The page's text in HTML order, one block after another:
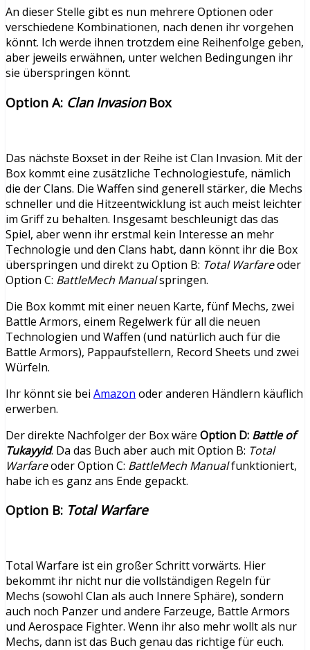
An dieser Stelle gibt es nun mehrere Optionen oder
verschiedene Kombinationen, nach denen ihr vorgehen
könnt. Ich werde ihnen trotzdem eine Reihenfolge geben,
aber jeweils erwähnen, unter welchen Bedingungen ihr
sie überspringen könnt.
Option A: Clan InvasionBox
Das nächste Boxset in der Reihe ist Clan Invasion. Mit der
Box kommt eine zusätzliche Technologiestufe, nämlich
die der Clans. Die Waffen sind generell stärker, die Mechs
schneller und die Hitzeentwicklung ist auch meist leichter
im Griff zu behalten. Insgesamt beschleunigt das das
Spiel, aber wenn ihr erstmal kein Interesse an mehr
Technologie und den Clans habt, dann könnt ihr die Box
überspringen und direkt zu Option B: Total Warfareoder
Option C: BattleMech Manualspringen.
Die Box kommt mit einer neuen Karte, fünf Mechs, zwei
Battle Armors, einem Regelwerk für all die neuen
Technologien und Waffen (und natürlich auch für die
Battle Armors), Pappaufstellern, Record Sheets und zwei
Würfeln.
Ihr könnt sie bei Amazon oder anderen Händlern käuflich
erwerben.
Der direkte Nachfolger der Box wäre Option D: Battle of
Tukayyid. Da das Buch aber auch mit Option B: Total
Warfareoder Option C: BattleMech Manualfunktioniert,
habe ich es ganz ans Ende gepackt.
Option B: Total Warfare
Total Warfare ist ein großer Schritt vorwärts. Hier
bekommt ihr nicht nur die vollständigen Regeln für
Mechs (sowohl Clan als auch Innere Sphäre), sondern
auch noch Panzer und andere Farzeuge, Battle Armors
und Aerospace Fighter. Wenn ihr also mehr wollt als nur
Mechs, dann ist das Buch genau das richtige für euch.